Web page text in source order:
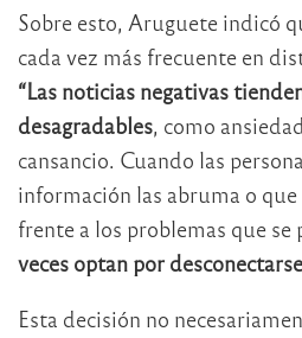
Sobre esto, Aruguete indicó
cada vez más frecuente en
“Las noticias negativas
desagradables, como
cansancio. Cuando las
información las abruma o
frente a los problemas que se
veces optan por
Esta decisión no